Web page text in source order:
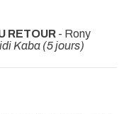
RETOUR - Rony
Kaba (5 jours)